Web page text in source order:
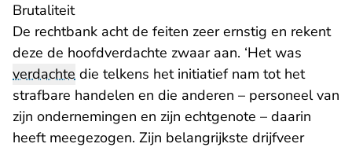
Brutaliteit
De rechtbank acht de feiten zeer ernstig en rekent
deze de hoofdverdachte zwaar aan. ‘Het was
verdachte die telkens het initiatief nam tot het
strafbare handelen en die anderen – personeel van
zijn ondernemingen en zijn echtgenote – daarin
heeft meegezogen. Zijn belangrijkste drijfveer